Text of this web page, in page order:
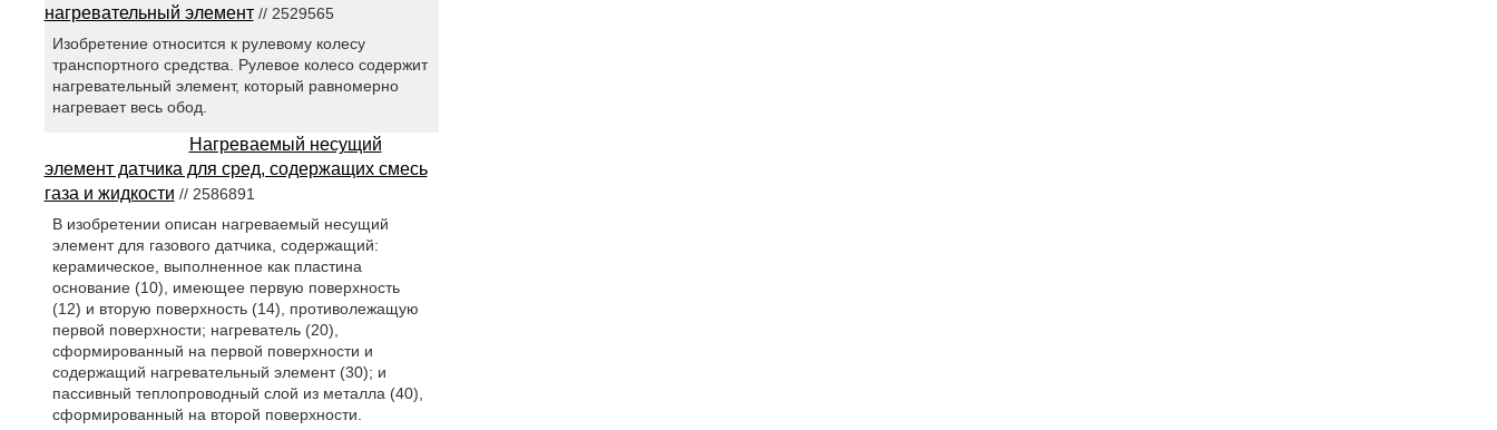
нагревательный элемент// 2529565
Изобретение относится к рулевому колесу
транспортного средства. Рулевое колесо содержит
нагревательный элемент, который равномерно
нагревает весь обод.
Нагреваемый несущий
элемент датчика для сред, содержащих смесь
газа и жидкости // 2586891
В изобретении описан нагреваемый несущий
элемент для газового датчика, содержащий:
керамическое, выполненное как пластина
основание (10), имеющее первую поверхность
(12) и вторую поверхность (14), противолежащую
первой поверхности; нагреватель (20),
сформированный на первой поверхности и
содержащий нагревательный элемент (30); и
пассивный теплопроводный слой из металла (40),
сформированный на второй поверхности.